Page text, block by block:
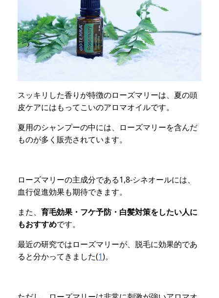
スッキリした香りが特徴のローズマリーは、夏の頭
皮ケアにはもってこいのアロマオイルです。
夏用のシャンプーの中には、ローズマリーを含んだ
ものが多く販売されています。
ローズマリーの主成分である1,8-シネオールには、
血行促進効果も期待できます。
また、 育毛効果・フケ予防・白髪対策をしたい人に
もおすすめです。
最近の研究ではローズマリーが、脱毛に効果的であ
ると分かってきました(1)。